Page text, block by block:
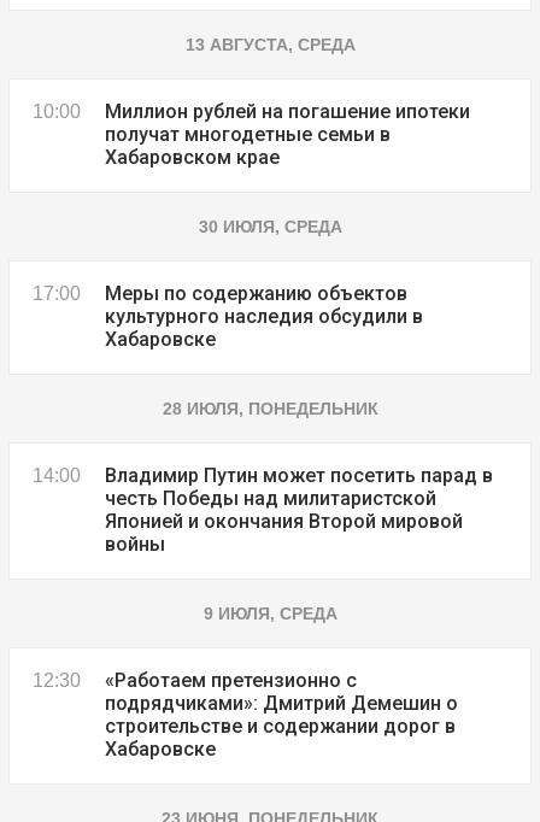
13 АВГУСТА, СРЕДА
10:00
Миллион рублей на погашение ипотеки
получат многодетные семьи в
Хабаровском крае
30 ИЮЛЯ, СРЕДА
17:00
Меры по содержанию объектов
культурного наследия обсудили в
Хабаровске
28 ИЮЛЯ, ПОНЕДЕЛЬНИК
14:00
Владимир Путин может посетить парад в
честь Победы над милитаристской
Японией и окончания Второй мировой
войны
9 ИЮЛЯ, СРЕДА
12:30
«Работаем претензионно с
подрядчиками»: Дмитрий Демешин о
строительстве и содержании дорог в
Хабаровске